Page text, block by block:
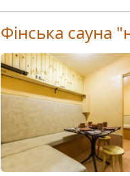
Фінська сауна